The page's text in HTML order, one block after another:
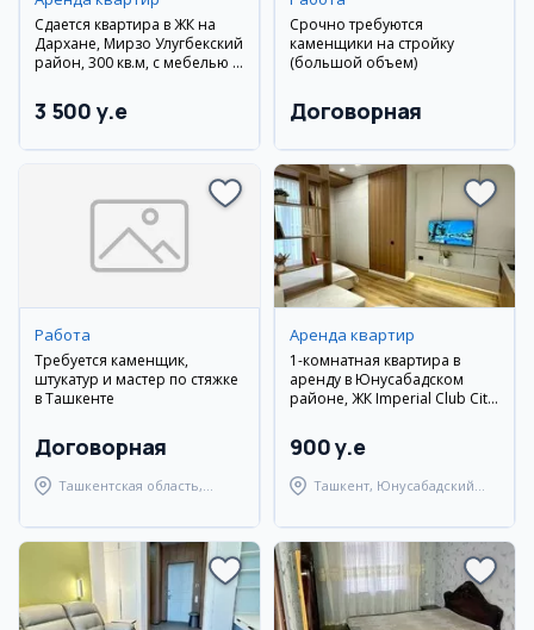
Сдается квартира в ЖК на
Дархане, Мирзо Улугбекский
район, 300 кв.м, с мебелью и
3 500 y.e
Срочно требуются
каменщики на стройку
(большой объем)
Договорная
Работа
Требуется каменщик,
штукатур и мастер по стяжке
в Ташкенте
Договорная
Ташкентская область,
Аренда квартир
1-комнатная квартира в
аренду в Юнусабадском
районе, ЖК Imperial Club City,
900 y.e
Ташкент, Юнусабадский